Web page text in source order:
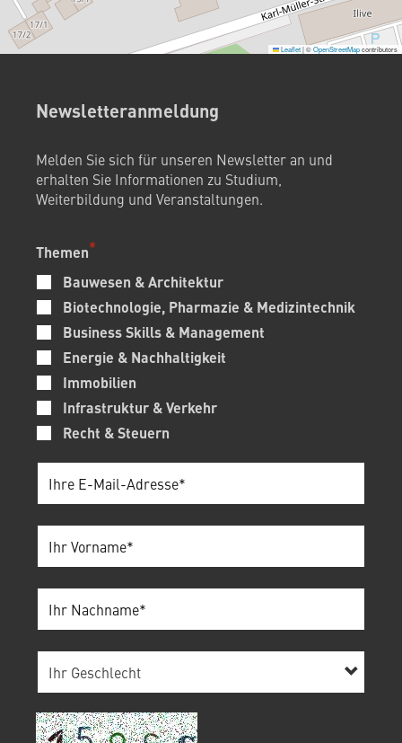
Leaflet|©OpenStreetMapcontributors
Newsletteranmeldung
Melden Sie sich für unseren Newsletter an und
erhalten Sie Informationen zu Studium,
Weiterbildung und Veranstaltungen.
Themen
Bauwesen & Architektur
Biotechnologie, Pharmazie & Medizintechnik
Business Skills & Management
Energie & Nachhaltigkeit
Immobilien
Infrastruktur & Verkehr
Recht & Steuern